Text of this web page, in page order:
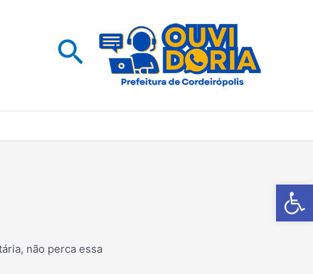
Barra de
Pesquisar
não perca essa